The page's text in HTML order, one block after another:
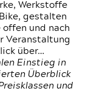
Werkstoffe
gestalten
offen und nach
Veranstaltung
über…
Einstieg in
Überblick
und